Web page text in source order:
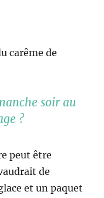
carême de
soir au
?
peut être
de
et un paquet